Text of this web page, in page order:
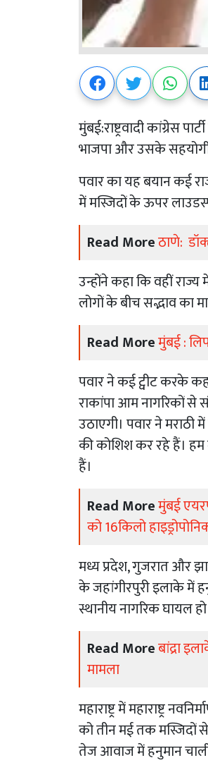
मुंबई:राष्ट्रवादी कांग्रेस
भाजपा और उसके सहयोगी
पवार का यह बयान कई
में मस्जिदों के ऊपर
Read Moreठाणे:
उन्होंने कहा कि वहीं
लोगों के बीच सद्भाव का
Read Moreमुंबई :
पवार ने कई ट्वीट करके कहा
राकांपा आम नागरिकों से
उठाएगी। पवार ने
की कोशिश कर रहे हैं। हम
हैं।
Read Moreमुंबई
को 16किलो
मध्य प्रदेश, गुजरात और
के जहांगीरपुरी इलाके में
स्थानीय नागरिक घायल
Read Moreबांद्रा
मामला
महाराष्ट्र में महाराष्ट्र
को तीन मई तक मस्जिदों
तेज आवाज में हनुमान